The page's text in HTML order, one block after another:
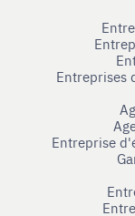
Entreprises
Entreprise